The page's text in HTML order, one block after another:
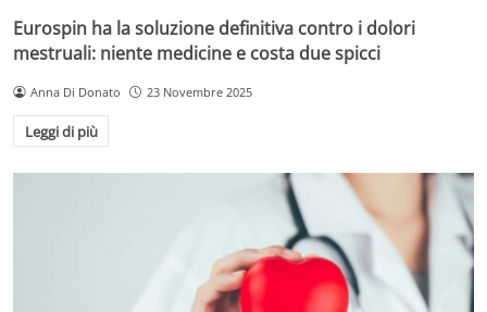
Eurospin ha la soluzione definitiva contro i dolori
mestruali: niente medicine e costa due spicci
Anna Di Donato 23 Novembre 2025
Leggi di più